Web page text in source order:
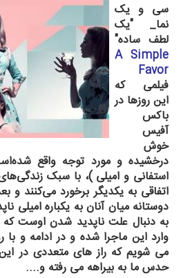
سی و یک
نما_ "یک
لطف ساده"
A Simple
Favor
فیلمی که
این روزها در
باکس
آفیس
خوش
درخشیده و مورد توجه واقع
استفانی و امیلی )، با سبک
اتفاقی به یکدیگر برخورد می‌کنند و
دوستانه میان آنان به یکباره امیلی
به دنبال علت ناپدید شدن اوست
وارد این ماجرا شده و در ادامه و با
می شویم که راز های متعددی در
حدس ما به بیراهه می رفته و....